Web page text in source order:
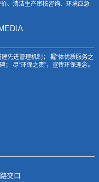
、清洁生产审核咨询、环境应急
建先进管理机制； 握“体优质服务之
； 尽“环保之责”，宣传环保理念。
交口